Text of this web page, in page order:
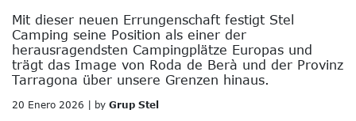
Mit dieser neuen Errungenschaft festigt Stel
Camping seine Position als einer der
herausragendsten Campingplätze Europas und
trägt das Image von Roda de Berà und der Provinz
Tarragona über unsere Grenzen hinaus.
20 Enero 2026 | by Grup Stel